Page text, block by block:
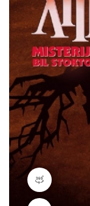
360